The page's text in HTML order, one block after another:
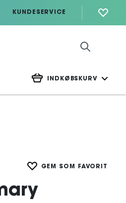
KUNDESERVICE
INDKØBSKURV
GEM SOM FAVORIT